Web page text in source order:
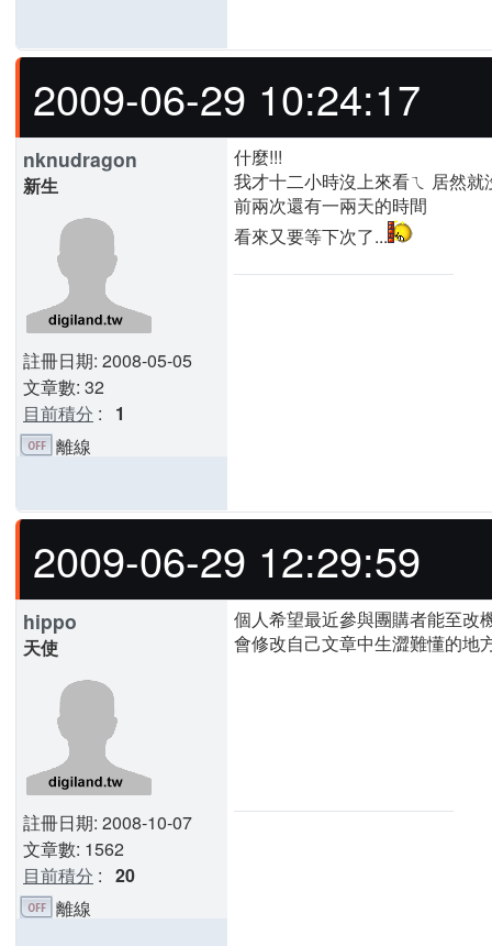
2009-06-29 10:24:17
nknudragon
新生
註冊日期: 2008-05-05
文章數: 32
目前積分 : 1
什麼!!!
我才十二小時沒上來看ㄟ 居然就
前兩次還有一兩天的時間
看來又要等下次了...
離線
2009-06-29 12:29:59
hippo
天使
註冊日期: 2008-10-07
文章數: 1562
目前積分 : 20
個人希望最近參與團購者能至改
會修改自己文章中生澀難懂的地
離線